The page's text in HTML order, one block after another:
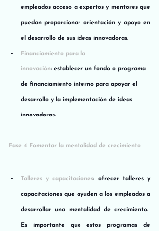
empleados acceso a expertos y mentores que
puedan proporcionar orientación y apoyo en
el desarrollo de sus ideas innovadoras.
Financiamiento para la
innovación: establecer un fondo o programa
de financiamiento interno para apoyar el
desarrollo y la implementación de ideas
innovadoras.
Fase 4 Fomentar la mentalidad de crecimiento
Talleres y capacitaciones: ofrecer talleres y
capacitaciones que ayuden a los empleados a
desarrollar una mentalidad de crecimiento.
Es importante que estos programas de